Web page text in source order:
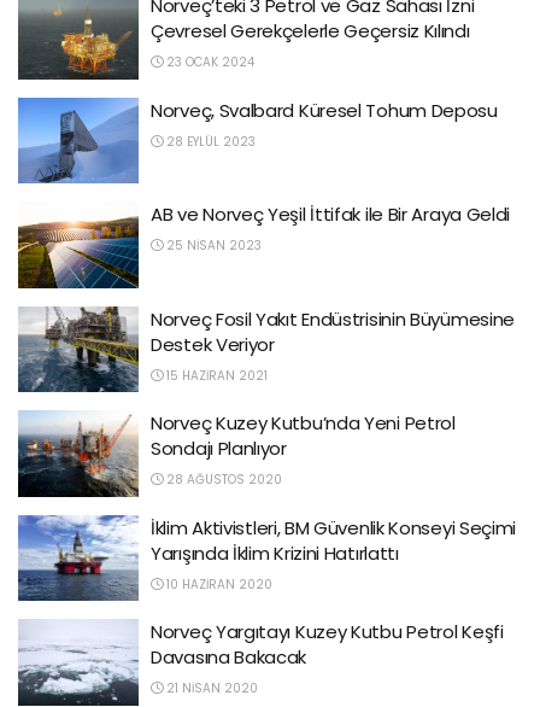
Norveç’teki 3 Petrol ve Gaz Sahası İzni
Çevresel Gerekçelerle Geçersiz Kılındı
23 OCAK 2024
Norveç, Svalbard Küresel Tohum Deposu
28 EYLÜL 2023
AB ve Norveç Yeşil İttifak ile Bir Araya Geldi
25 NISAN 2023
Norveç Fosil Yakıt Endüstrisinin Büyümesine
Destek Veriyor
15 HAZIRAN 2021
Norveç Kuzey Kutbu’nda Yeni Petrol
Sondajı Planlıyor
28 AĞUSTOS 2020
İklim Aktivistleri, BM Güvenlik Konseyi Seçimi
Yarışında İklim Krizini Hatırlattı
10 HAZIRAN 2020
Norveç Yargıtayı Kuzey Kutbu Petrol Keşfi
Davasına Bakacak
21 NISAN 2020